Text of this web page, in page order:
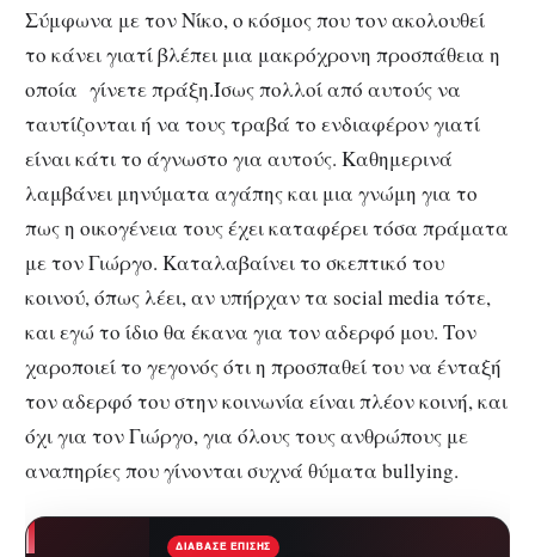
Σύμφωνα με τον Νίκο, ο κόσμος που τον ακολουθεί
το κάνει γιατί βλέπει μια μακρόχρονη προσπάθεια η
οποία γίνετε πράξη.Ίσως πολλοί από αυτούς να
ταυτίζονται ή να τους τραβά το ενδιαφέρον γιατί
είναι κάτι το άγνωστο για αυτούς. Καθημερινά
λαμβάνει μηνύματα αγάπης και μια γνώμη για το
πως η οικογένεια τους έχει καταφέρει τόσα πράματα
με τον Γιώργο. Καταλαβαίνει το σκεπτικό του
κοινού, όπως λέει, αν υπήρχαν τα social media τότε,
και εγώ το ίδιο θα έκανα για τον αδερφό μου. Τον
χαροποιεί το γεγονός ότι η προσπαθεί του να ένταξή
τον αδερφό του στην κοινωνία είναι πλέον κοινή, και
όχι για τον Γιώργο, για όλους τους ανθρώπους με
αναπηρίες που γίνονται συχνά θύματα bullying.
ΔΙΆΒΑΣΕ ΕΠΊΣΗΣ